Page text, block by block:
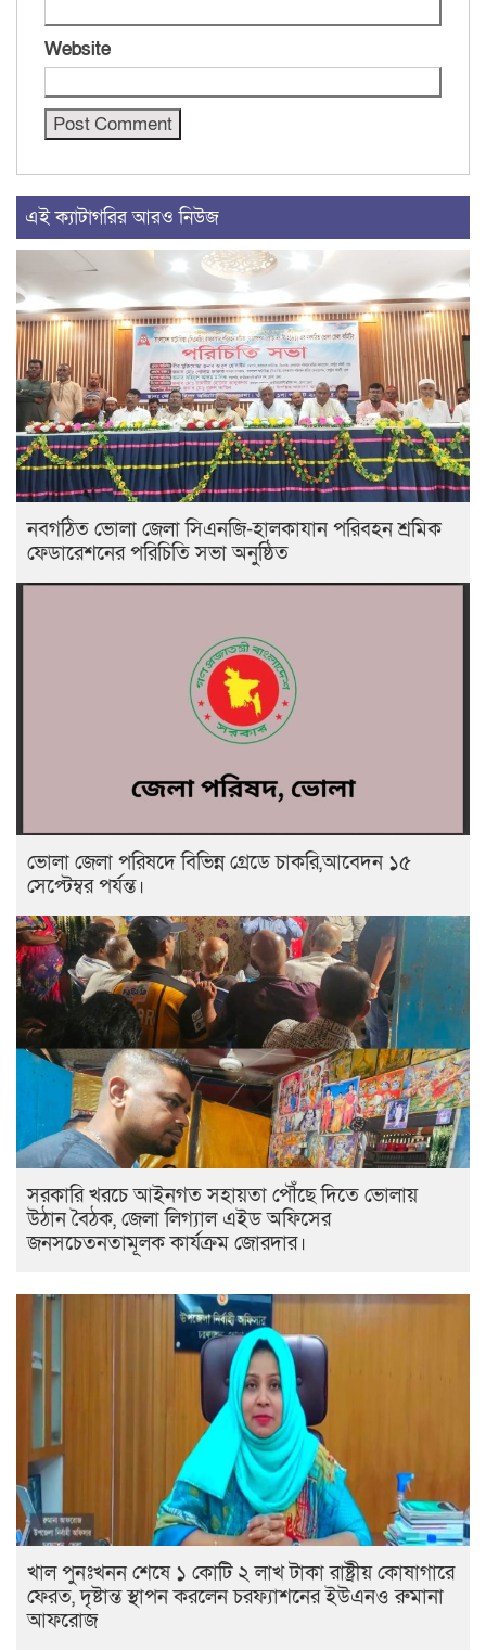
Website
এই ক্যাটাগরির আরও নিউজ
নবগঠিত ভোলা জেলা সিএনজি-হালকাযান পরিবহন শ্রমিক
ফেডারেশনের পরিচিতি সভা অনুষ্ঠিত
ভোলা জেলা পরিষদে বিভিন্ন গ্রেডে চাকরি,আবেদন ১৫
সেপ্টেম্বর পর্যন্ত।
সরকারি খরচে আইনগত সহায়তা পৌঁছে দিতে ভোলায়
উঠান বৈঠক, জেলা লিগ্যাল এইড অফিসের
জনসচেতনতামূলক কার্যক্রম জোরদার।
খাল পুনঃখনন শেষে ১ কোটি ২ লাখ টাকা রাষ্ট্রীয় কোষাগারে
ফেরত, দৃষ্টান্ত স্থাপন করলেন চরফ্যাশনের ইউএনও রুমানা
আফরোজ